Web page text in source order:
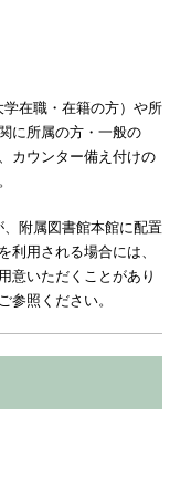
在職・在籍の方）や所
に所属の方・一般の
カウンター備え付けの
附属図書館本館に配置
利用される場合には、
意いただくことがあり
参照ください。